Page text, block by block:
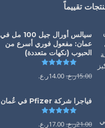
تقييماً
سيالس أورال جيل 100 مل في
عمان: مفعول فوري أسرع من
الحبوب (نكهات متعددة)
15.00ر.ع. 14.00ر.ع.
فياجرا شركة Pfizer في عُمان
21.00ر.ع. 17.00ر.ع.